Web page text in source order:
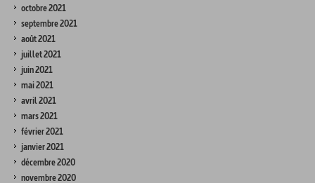
octobre 2021
septembre 2021
août 2021
juillet 2021
juin 2021
mai 2021
avril 2021
mars 2021
février 2021
janvier 2021
décembre 2020
novembre 2020